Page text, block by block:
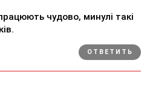
чудово, минулі такі
ОТВЕТИТЬ